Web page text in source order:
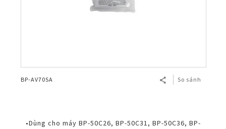
BP-AV70SA So sánh
•Dùng cho máy BP-50C26, BP-50C31, BP-50C36, BP-